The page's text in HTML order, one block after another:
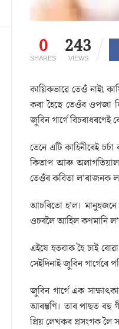
0
SHARES
243
VIEWS
কায়িকভাৱে তেওঁ নাই৷
কৰা হৈছে তেওঁৰ ওপজা
জুবিন গাৰ্গে
তেনে এটি কাহিনীৰেই
কিতাপ আৰু অলাগতিয়াল
তেওঁৰ কবিতা ল’ৰাজনক
আচৰিতো হ’ল। মানুহজনে
ওচৰলৈ আহিল কণমানি
এইযে হতবাক হৈ চাই
সেইদিনাই জুবিন গাৰ্গেৰে
জুবিন গাৰ্গে এক
আৰম্ভণি। তাৰ পাছত বহু
প্ৰিয় লেখকৰ প্ৰসংগক লৈ